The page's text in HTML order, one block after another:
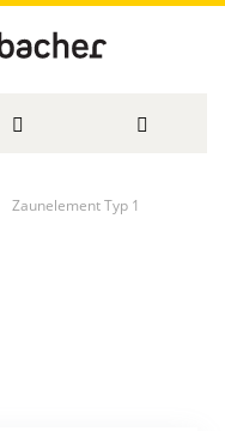
Zaunelement Typ 1